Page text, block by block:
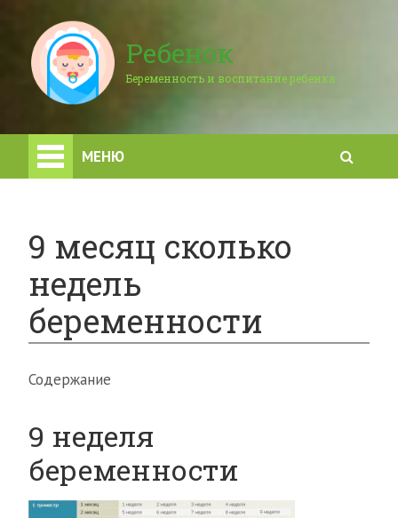
Ребенок
Беременность и воспитание ребенка
МЕНЮ
9 месяц сколько
недель
беременности
Содержание
9 неделя
беременности